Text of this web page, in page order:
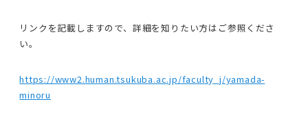
リンクを記載しますので、詳細を知りたい方はご参照くださ
い。
https://www2.human.tsukuba.ac.jp/faculty_j/yamada-
minoru